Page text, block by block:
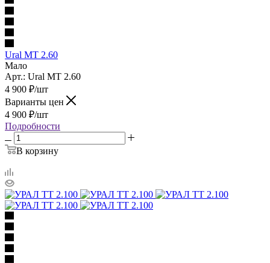
Ural MT 2.60
Мало
Арт.: Ural MT 2.60
4 900 ₽/шт
Варианты цен
4 900 ₽/шт
Подробности
В корзину